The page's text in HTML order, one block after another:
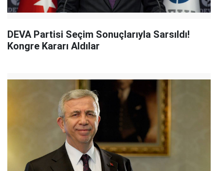
DEVA Partisi Seçim Sonuçlarıyla Sarsıldı!
Kongre Kararı Aldılar